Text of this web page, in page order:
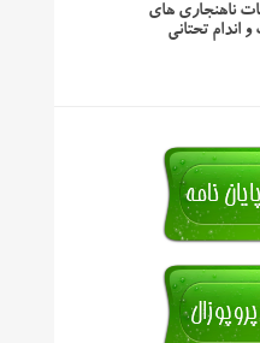
ناهنجاری های
اندام تحتانی